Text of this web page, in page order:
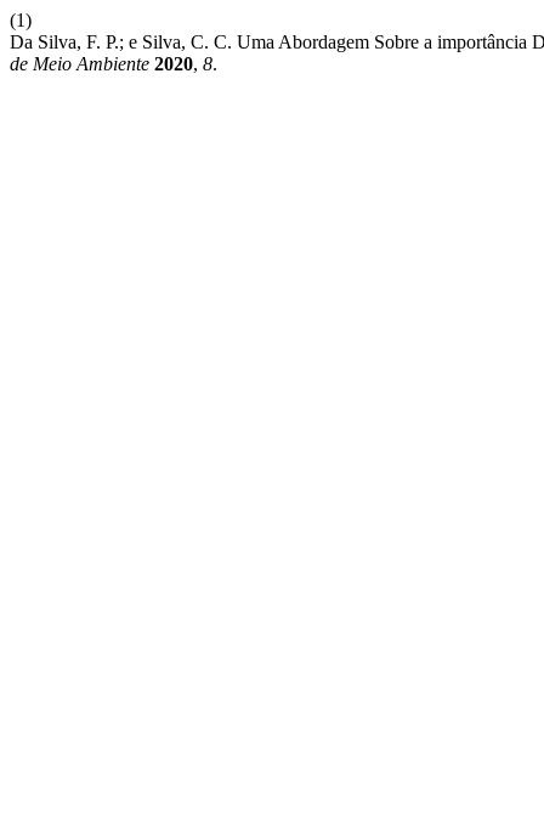
(1)
Da Silva, F. P.; e Silva, C. C. Uma Abordagem Sobre a
de Meio Ambiente 2020, 8.